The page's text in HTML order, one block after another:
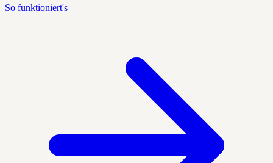
So funktioniert's